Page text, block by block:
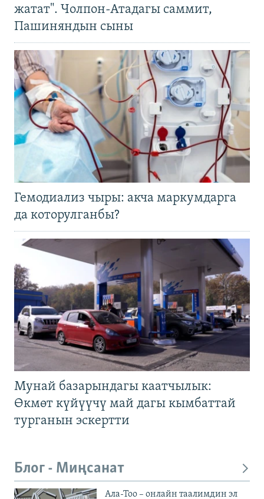
жатат". Чолпон-Атадагы саммит,
Пашиняндын сыны
Гемодиализ чыры: акча маркумдарга
да которулганбы?
Мунай базарындагы каатчылык:
Өкмөт күйүүчү май дагы кымбаттай
турганын эскертти
Блог - Миңсанат
Ала-Тоо – онлайн таалимдин эл